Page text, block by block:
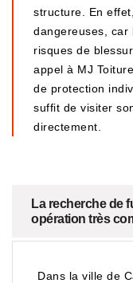
structure. En
dangereuses, car
risques de
appel à MJ
de protection
suffit de visiter
directement.
La recherche de
opération très
Dans la ville de